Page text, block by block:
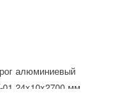
алюминиевый
24x10x2700 мм,